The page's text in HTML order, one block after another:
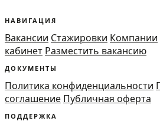
НАВИГАЦИЯ
Вакансии Стажировки Компании
кабинет Разместить вакансию
ДОКУМЕНТЫ
Политика конфиденциальности
соглашение Публичная оферта
ПОДДЕРЖКА